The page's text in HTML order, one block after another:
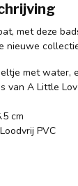
met deze
nieuwe
met water,
van A Little
cm
PVC